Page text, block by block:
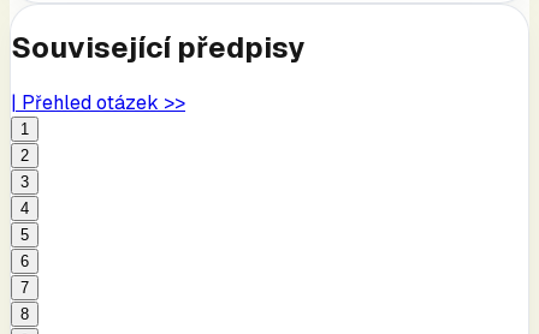
Související předpisy
| Přehled otázek >>
1
2
3
4
5
6
7
8